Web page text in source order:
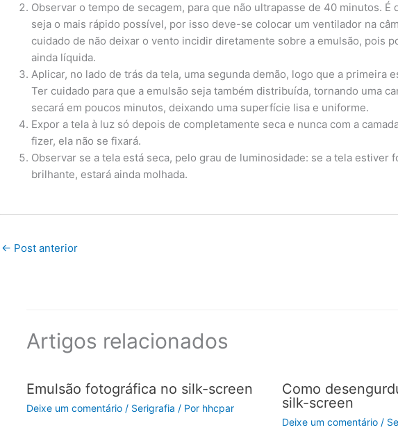
Observar o tempo de secagem, para que não ultrapasse de 40 minutos. É
seja o mais rápido possível, por isso deve-se colocar um ventilador na
cuidado de não deixar o vento incidir diretamente sobre a emulsão, pois
ainda líquida.
Aplicar, no lado de trás da tela, uma segunda demão, logo que a primeira
Ter cuidado para que a emulsão seja também distribuída, tornando uma
secará em poucos minutos, deixando uma superfície lisa e uniforme.
Expor a tela à luz só depois de completamente seca e nunca com a
fizer, ela não se fixará.
Observar se a tela está seca, pelo grau de luminosidade: se a tela estiver
brilhante, estará ainda molhada.
← Post anterior
Artigos relacionados
Emulsão fotográfica no silk-screen
Deixe um comentário / Serigrafia / Por hhcpar
Como
silk-screen
Deixe um comentário /